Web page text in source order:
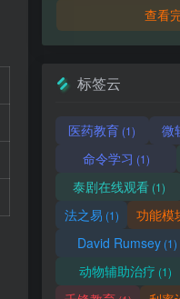
查看
标签云
医药教育 (1) 微
命令学习 (1)
泰剧在线观看 (1)
法之易 (1) 功能模
David Rumsey(1)
动物辅助治疗 (1)